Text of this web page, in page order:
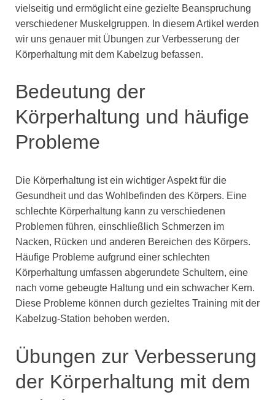
vielseitig und ermöglicht eine gezielte Beanspruchung
verschiedener Muskelgruppen. In diesem Artikel werden
wir uns genauer mit Übungen zur Verbesserung der
Körperhaltung mit dem Kabelzug befassen.
Bedeutung der
Körperhaltung und häufige
Probleme
Die Körperhaltung ist ein wichtiger Aspekt für die
Gesundheit und das Wohlbefinden des Körpers. Eine
schlechte Körperhaltung kann zu verschiedenen
Problemen führen, einschließlich Schmerzen im
Nacken, Rücken und anderen Bereichen des Körpers.
Häufige Probleme aufgrund einer schlechten
Körperhaltung umfassen abgerundete Schultern, eine
nach vorne gebeugte Haltung und ein schwacher Kern.
Diese Probleme können durch gezieltes Training mit der
Kabelzug-Station behoben werden.
Übungen zur Verbesserung
der Körperhaltung mit dem